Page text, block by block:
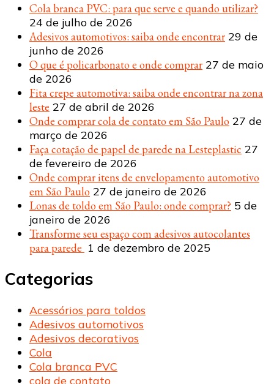
Cola branca PVC: para que serve e quando utilizar?
24 de julho de 2026
Adesivos automotivos: saiba onde encontrar 29 de
junho de 2026
O que é policarbonato e onde comprar 27 de maio
de 2026
Fita crepe automotiva: saiba onde encontrar na zona
leste 27 de abril de 2026
Onde comprar cola de contato em São Paulo 27 de
março de 2026
Faça cotação de papel de parede na Lesteplastic 27
de fevereiro de 2026
Onde comprar itens de envelopamento automotivo
em São Paulo 27 de janeiro de 2026
Lonas de toldo em São Paulo: onde comprar? 5 de
janeiro de 2026
Transforme seu espaço com adesivos autocolantes
para parede 1 de dezembro de 2025
Categorias
Acessórios para toldos
Adesivos automotivos
Adesivos decorativos
Cola
Cola branca PVC
cola de contato